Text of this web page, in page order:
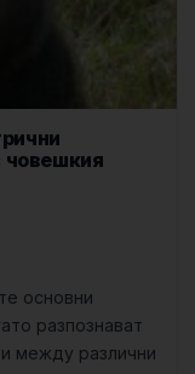
човешкия
основни
разпознават
между различни